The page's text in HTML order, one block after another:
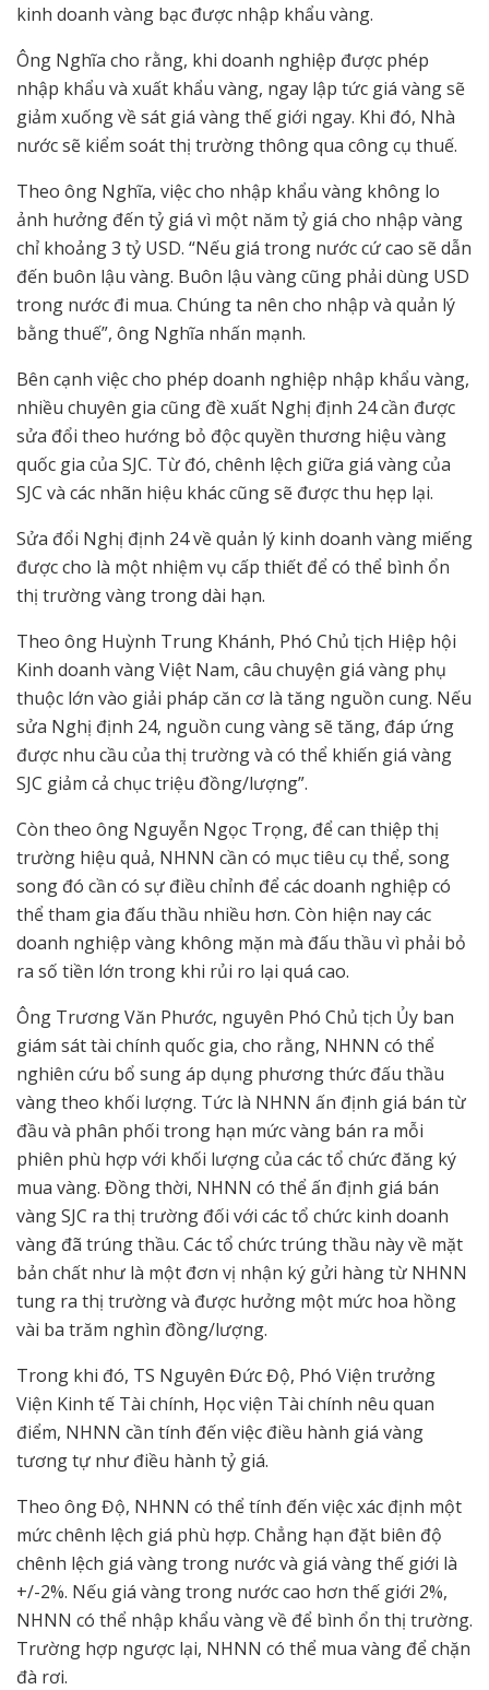
kinh doanh vàng bạc được nhập khẩu vàng.
Ông Nghĩa cho rằng, khi doanh nghiệp được phép
nhập khẩu và xuất khẩu vàng, ngay lập tức giá vàng sẽ
giảm xuống về sát giá vàng thế giới ngay. Khi đó, Nhà
nước sẽ kiểm soát thị trường thông qua công cụ thuế.
Theo ông Nghĩa, việc cho nhập khẩu vàng không lo
ảnh hưởng đến tỷ giá vì một năm tỷ giá cho nhập vàng
chỉ khoảng 3 tỷ USD. “Nếu giá trong nước cứ cao sẽ dẫn
đến buôn lậu vàng. Buôn lậu vàng cũng phải dùng USD
trong nước đi mua. Chúng ta nên cho nhập và quản lý
bằng thuế”, ông Nghĩa nhấn mạnh.
Bên cạnh việc cho phép doanh nghiệp nhập khẩu vàng,
nhiều chuyên gia cũng đề xuất Nghị định 24 cần được
sửa đổi theo hướng bỏ độc quyền thương hiệu vàng
quốc gia của SJC. Từ đó, chênh lệch giữa giá vàng của
SJC và các nhãn hiệu khác cũng sẽ được thu hẹp lại.
Sửa đổi Nghị định 24 về quản lý kinh doanh vàng miếng
được cho là một nhiệm vụ cấp thiết để có thể bình ổn
thị trường vàng trong dài hạn.
Theo ông Huỳnh Trung Khánh, Phó Chủ tịch Hiệp hội
Kinh doanh vàng Việt Nam, câu chuyện giá vàng phụ
thuộc lớn vào giải pháp căn cơ là tăng nguồn cung. Nếu
sửa Nghị định 24, nguồn cung vàng sẽ tăng, đáp ứng
được nhu cầu của thị trường và có thể khiến giá vàng
SJC giảm cả chục triệu đồng/lượng”.
Còn theo ông Nguyễn Ngọc Trọng, để can thiệp thị
trường hiệu quả, NHNN cần có mục tiêu cụ thể, song
song đó cần có sự điều chỉnh để các doanh nghiệp có
thể tham gia đấu thầu nhiều hơn. Còn hiện nay các
doanh nghiệp vàng không mặn mà đấu thầu vì phải bỏ
ra số tiền lớn trong khi rủi ro lại quá cao.
Ông Trương Văn Phước, nguyên Phó Chủ tịch Ủy ban
giám sát tài chính quốc gia, cho rằng, NHNN có thể
nghiên cứu bổ sung áp dụng phương thức đấu thầu
vàng theo khối lượng. Tức là NHNN ấn định giá bán từ
đầu và phân phối trong hạn mức vàng bán ra mỗi
phiên phù hợp với khối lượng của các tổ chức đăng ký
mua vàng. Đồng thời, NHNN có thể ấn định giá bán
vàng SJC ra thị trường đối với các tổ chức kinh doanh
vàng đã trúng thầu. Các tổ chức trúng thầu này về mặt
bản chất như là một đơn vị nhận ký gửi hàng từ NHNN
tung ra thị trường và được hưởng một mức hoa hồng
vài ba trăm nghìn đồng/lượng.
Trong khi đó, TS Nguyên Đức Độ, Phó Viện trưởng
Viện Kinh tế Tài chính, Học viện Tài chính nêu quan
điểm, NHNN cần tính đến việc điều hành giá vàng
tương tự như điều hành tỷ giá.
Theo ông Độ, NHNN có thể tính đến việc xác định một
mức chênh lệch giá phù hợp. Chẳng hạn đặt biên độ
chênh lệch giá vàng trong nước và giá vàng thế giới là
+/-2%. Nếu giá vàng trong nước cao hơn thế giới 2%,
NHNN có thể nhập khẩu vàng về để bình ổn thị trường.
Trường hợp ngược lại, NHNN có thể mua vàng để chặn
đà rơi.